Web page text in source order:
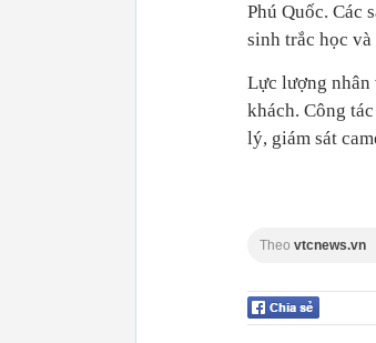
Phú Quốc. Các
sinh trắc học
Lực lượng nhân
khách. Công
lý, giám sát
Theo vtcnews.vn